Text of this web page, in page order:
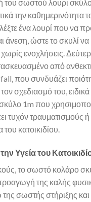
του σωστού λουρί
την καθημερινότητα
ένα λουρί που να
άνεση, ώστε το σκυλί
χωρίς ενοχλήσεις.
από
που συνδυάζει
σχεδιασμό του, ειδικά
σκύλο 1m που
τυχόν τραυματισμούς ή
κατοικιδίου.
Υγεία του
το σωστό κολάρο
της καλής
σωστής στήριξης και